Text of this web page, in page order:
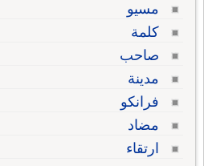
مسيو
كلمة
صاحب
مدينة
فرانكو
مضاد
ارتقاء